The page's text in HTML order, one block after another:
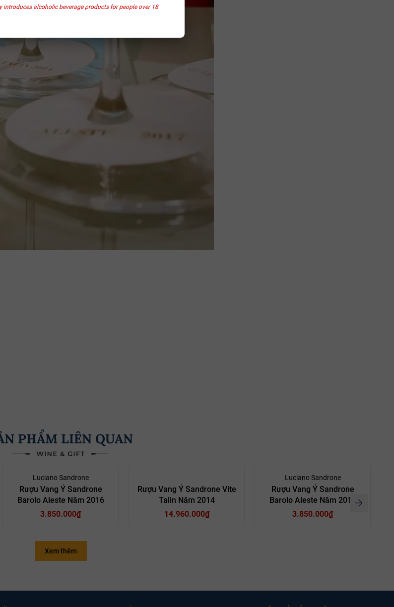
introduces alcoholic beverage products for people over 18
PHẨM LIÊN QUAN
Luciano Sandrone
Rượu Vang Ý Sandrone
Barolo Aleste Năm 2016
3.850.000₫
Rượu Vang Ý Sandrone Vite
Talin Năm 2014
14.960.000₫
Luciano Sandrone
Rượu Vang Ý Sandrone
Barolo Aleste Năm 2015
3.850.000₫
Xem thêm